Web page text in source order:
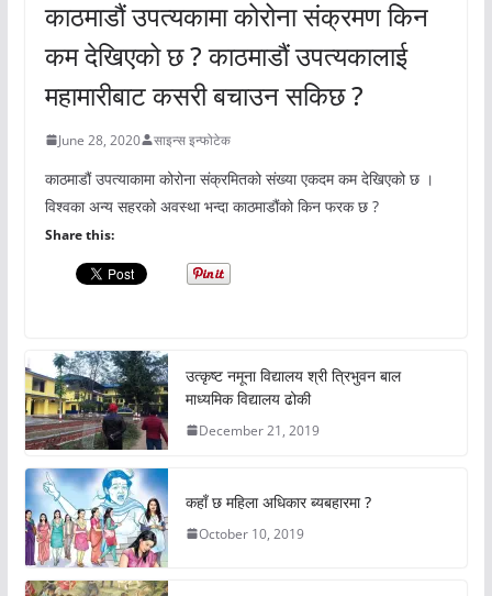
काठमाडौं उपत्यकामा कोरोना संक्रमण किन
कम देखिएको छ ? काठमाडौं उपत्यकालाई
महामारीबाट कसरी बचाउन सकिछ ?
June 28, 2020 साइन्स इन्फोटेक
काठमाडौं उपत्याकामा कोरोना संक्रमितको संख्या एकदम कम देखिएको छ ।
विश्वका अन्य सहरको अवस्था भन्दा काठमाडौंको किन फरक छ ?
Share this:
उत्कृष्ट नमूना विद्यालय श्री त्रिभुवन बाल
माध्यमिक विद्यालय ढोकी
December 21, 2019
कहाँ छ महिला अधिकार ब्यबहारमा ?
October 10, 2019